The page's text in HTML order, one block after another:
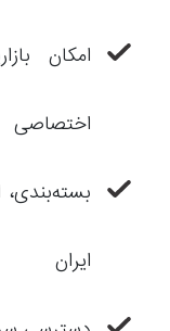
امکان
اختصاصی
ایران